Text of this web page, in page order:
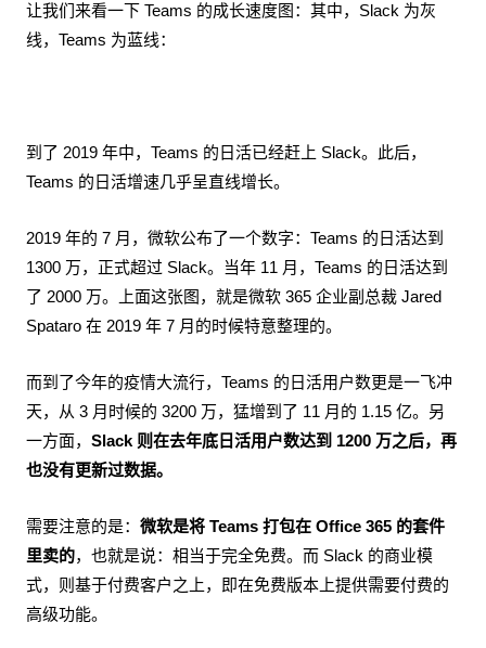
让我们来看一下 Teams 的成长速度图：其中，Slack 为灰
线，Teams 为蓝线：
到了 2019 年中，Teams 的日活已经赶上 Slack。此后，
Teams 的日活增速几乎呈直线增长。
2019 年的 7 月，微软公布了一个数字：Teams 的日活达到
1300 万，正式超过 Slack。当年 11 月，Teams 的日活达到
了 2000 万。上面这张图，就是微软 365 企业副总裁 Jared
Spataro 在 2019 年 7 月的时候特意整理的。
而到了今年的疫情大流行，Teams 的日活用户数更是一飞冲
天，从 3 月时候的 3200 万，猛增到了 11 月的 1.15 亿。另
一方面， Slack 则在去年底日活用户数达到 1200 万之后，再
也没有更新过数据。
需要注意的是： 微软是将 Teams 打包在 Office 365 的套件
里卖的，也就是说：相当于完全免费。而 Slack 的商业模
式，则基于付费客户之上，即在免费版本上提供需要付费的
高级功能。